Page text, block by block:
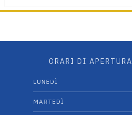
ORARI DI APERTURA
LUNEDÌ
MARTEDÌ